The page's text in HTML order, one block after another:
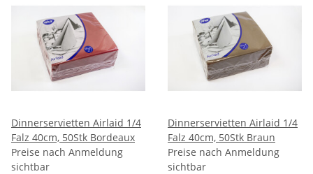
Dinnerservietten Airlaid 1/4
Falz 40cm, 50Stk Bordeaux
Preise nach Anmeldung
sichtbar
Dinnerservietten Airlaid 1/4
Falz 40cm, 50Stk Braun
Preise nach Anmeldung
sichtbar